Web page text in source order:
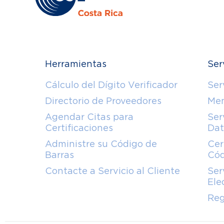
Herramientas
Cálculo del Dígito Verificador
Directorio de Proveedores
Agendar Citas para
Certificaciones
Administre su Código de
Barras
Contacte a Servicio al Cliente